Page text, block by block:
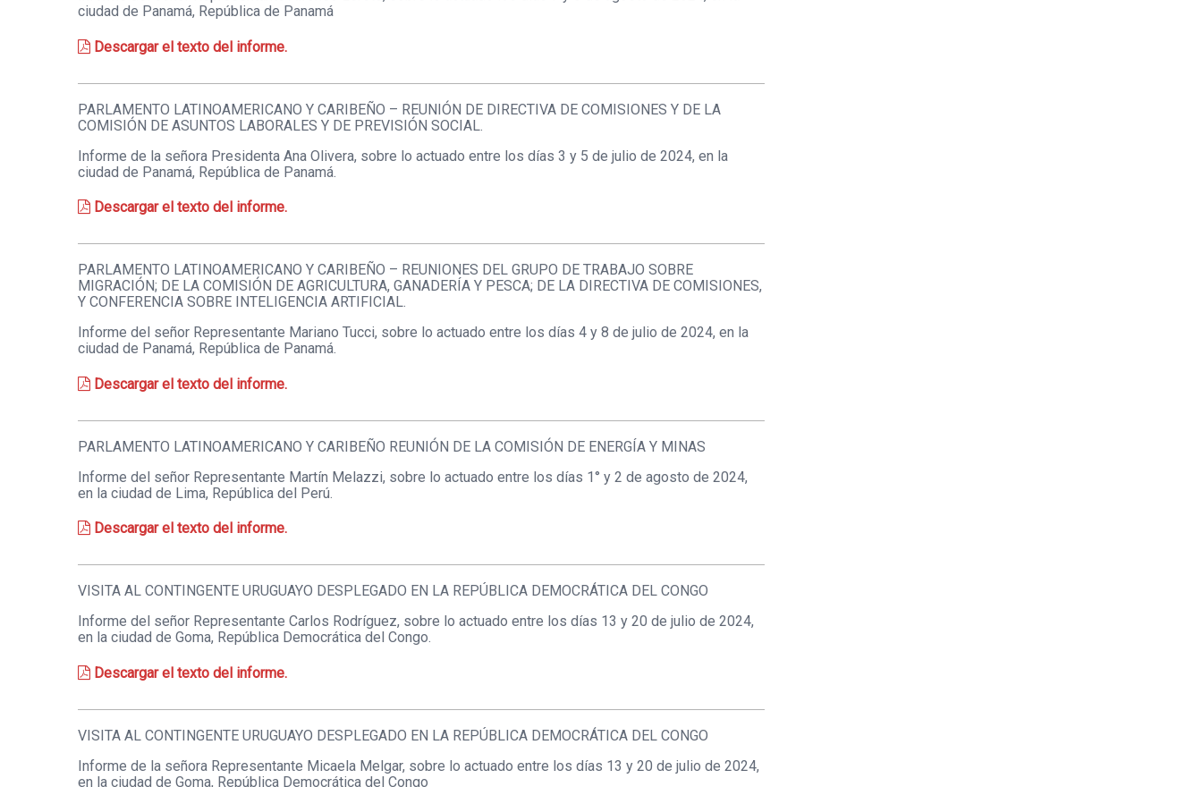
ciudad de Panamá, República de Panamá
Descargar el texto del informe.
PARLAMENTO LATINOAMERICANO Y CARIBEÑO – REUNIÓN DE DIRECTIVA DE COMISIONES Y DE LA
COMISIÓN DE ASUNTOS LABORALES Y DE PREVISIÓN SOCIAL.
Informe de la señora Presidenta Ana Olivera, sobre lo actuado entre los días 3 y 5 de julio de 2024, en la
ciudad de Panamá, República de Panamá.
Descargar el texto del informe.
PARLAMENTO LATINOAMERICANO Y CARIBEÑO – REUNIONES DEL GRUPO DE TRABAJO SOBRE
MIGRACIÓN; DE LA COMISIÓN DE AGRICULTURA, GANADERÍA Y PESCA; DE LA DIRECTIVA DE COMISIONES,
Y CONFERENCIA SOBRE INTELIGENCIA ARTIFICIAL.
Informe del señor Representante Mariano Tucci, sobre lo actuado entre los días 4 y 8 de julio de 2024, en la
ciudad de Panamá, República de Panamá.
Descargar el texto del informe.
PARLAMENTO LATINOAMERICANO Y CARIBEÑO REUNIÓN DE LA COMISIÓN DE ENERGÍA Y MINAS
Informe del señor Representante Martín Melazzi, sobre lo actuado entre los días 1° y 2 de agosto de 2024,
en la ciudad de Lima, República del Perú.
Descargar el texto del informe.
VISITA AL CONTINGENTE URUGUAYO DESPLEGADO EN LA REPÚBLICA DEMOCRÁTICA DEL CONGO
Informe del señor Representante Carlos Rodríguez, sobre lo actuado entre los días 13 y 20 de julio de 2024,
en la ciudad de Goma, República Democrática del Congo.
Descargar el texto del informe.
VISITA AL CONTINGENTE URUGUAYO DESPLEGADO EN LA REPÚBLICA DEMOCRÁTICA DEL CONGO
Informe de la señora Representante Micaela Melgar, sobre lo actuado entre los días 13 y 20 de julio de 2024,
en la ciudad de Goma, República Democrática del Congo